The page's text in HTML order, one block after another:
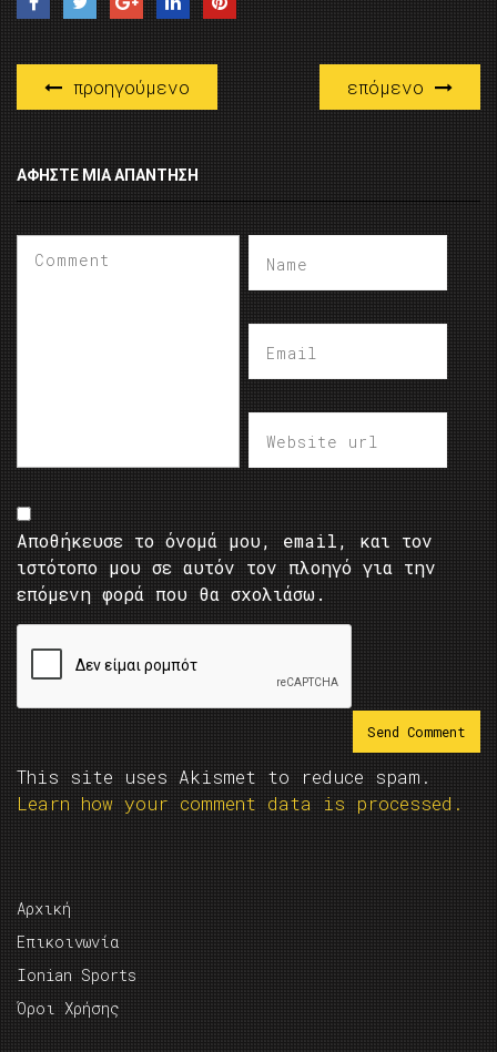
προηγούμενο επόμενο
ΑΦΉΣΤΕ ΜΙΑ ΑΠΆΝΤΗΣΗ
Αποθήκευσε το όνομά μου, email, και τον
ιστότοπο μου σε αυτόν τον πλοηγό για την
επόμενη φορά που θα σχολιάσω.
This site uses Akismet to reduce spam.
Learn how your comment data is processed.
Αρχική
Επικοινωνία
Ionian Sports
Όροι Χρήσης